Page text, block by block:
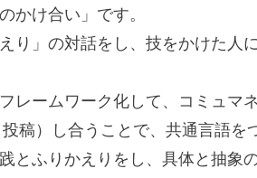
かけ合い」です。
り」の対話をし、技をかけた人
レームワーク化して、コミュマ
稿）し合うことで、共通言語を
とふりかえりをし、具体と抽象